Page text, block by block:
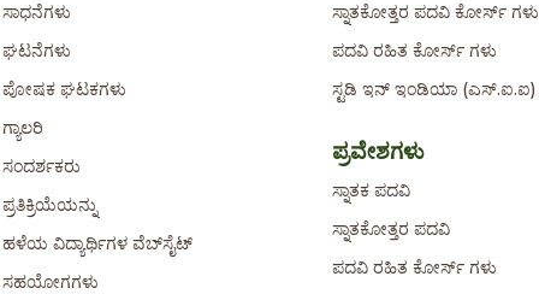
ಸಾಧನೆಗಳು
ಘಟನೆಗಳು
ಪೋಷಕ ಘಟಕಗಳು
ಗ್ಯಾಲರಿ
ಸಂದರ್ಶಕರು
ಪ್ರತಿಕ್ರಿಯೆಯನ್ನು
ಹಳೆಯ ವಿದ್ಯಾರ್ಥಿಗಳ ವೆಬ್‌ಸೈಟ್
ಸಹಯೋಗಗಳು
ಸ್ನಾತಕೋತ್ತರ ಪದವಿ ಕೋರ್ಸ್ ಗಳು
ಪದವಿ ರಹಿತ ಕೋರ್ಸ್ ಗಳು
ಸ್ಟಡಿ ಇನ್ ಇಂಡಿಯಾ
ಪ್ರವೇಶಗಳು
ಸ್ನಾತಕ ಪದವಿ
ಸ್ನಾತಕೋತ್ತರ ಪದವಿ
ಪದವಿ ರಹಿತ ಕೋರ್ಸ್ ಗಳು